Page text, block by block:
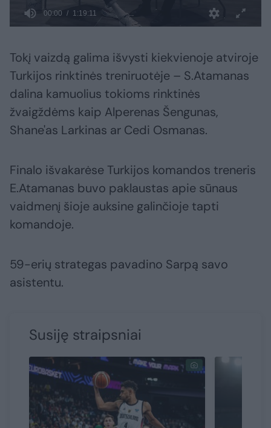
Tokį vaizdą galima išvysti kiekvienoje atviroje
Turkijos rinktinės treniruotėje – S.Atamanas
dalina kamuolius tokioms rinktinės
žvaigždėms kaip Alperenas Šengunas,
Shane'as Larkinas ar Cedi Osmanas.
Finalo išvakarėse Turkijos komandos treneris
E.Atamanas buvo paklaustas apie sūnaus
vaidmenį šioje auksine galinčioje tapti
komandoje.
59-erių strategas pavadino Sarpą savo
asistentu.
Susiję straipsniai